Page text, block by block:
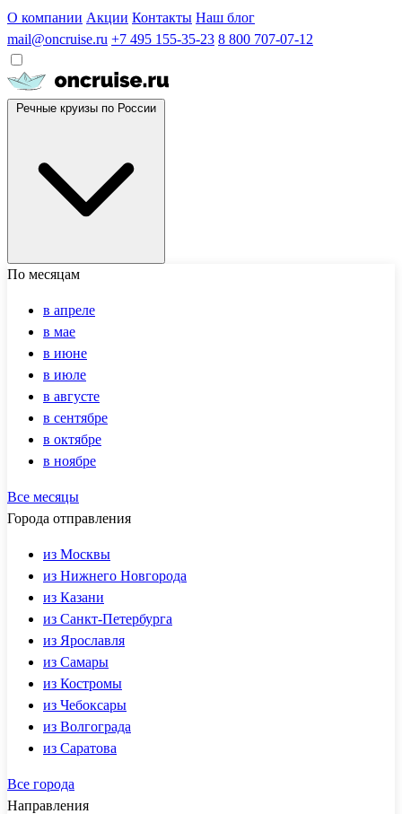
О компании Акции Контакты Наш блог
mail@oncruise.ru +7 495 155-35-23 8 800 707-07-12
По месяцам
в апреле
в мае
в июне
в июле
в августе
в сентябре
в октябре
в ноябре
Все месяцы
Города отправления
из Москвы
из Нижнего Новгорода
из Казани
из Санкт-Петербурга
из Ярославля
из Самары
из Костромы
из Чебоксары
из Волгограда
из Саратова
Все города
Направления